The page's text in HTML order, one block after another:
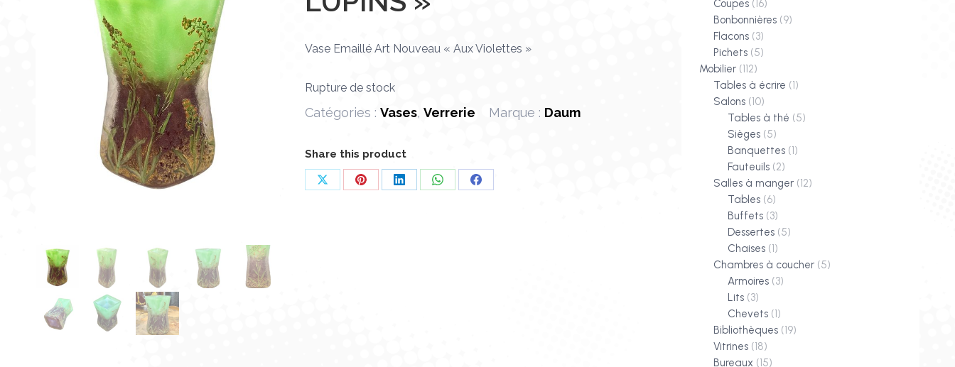
Vase Emaillé Art Nouveau « Aux Violettes »
Rupture de stock
Catégories : Vases, Verrerie Marque : Daum
Share this product
PartagerPartagerPartagerPartagerPartager
Coupes (16)
Bonbonnières (9)
Flacons (3)
Pichets (5)
Mobilier (112)
Tables à écrire (1)
Salons (10)
Tables à thé (5)
Sièges (5)
Banquettes (1)
Fauteuils (2)
Salles à manger (12)
Tables (6)
Buffets (3)
Dessertes (5)
Chaises (1)
Chambres à coucher (5)
Armoires (3)
Lits (3)
Chevets (1)
Bibliothèques (19)
Vitrines (18)
Bureaux (15)